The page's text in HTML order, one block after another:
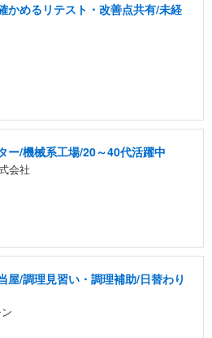
かめるリテスト・改善点共有/未経
ー/機械系工場/20～40代活躍中
会社
屋/調理見習い・調理補助/日替わり